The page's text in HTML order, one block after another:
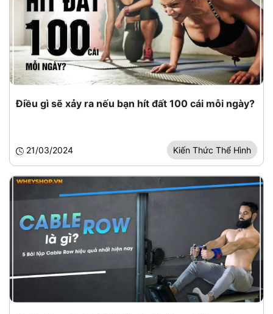
Điều gì sẽ xảy ra nếu bạn hít đất 100 cái mỗi ngày?
21/03/2024 Kiến Thức Thể Hình